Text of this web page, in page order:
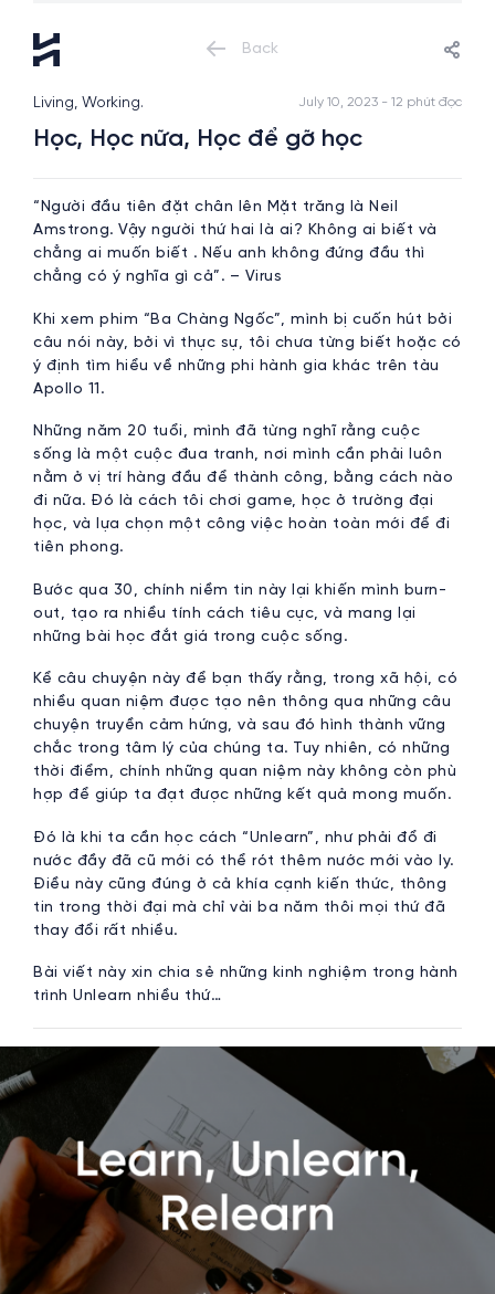
Back
Living, Working. July 10, 2023 - 12 phút đọc
Học, Học nữa, Học để gỡ học
“Người đầu tiên đặt chân lên Mặt trăng là Neil
Amstrong. Vậy người thứ hai là ai? Không ai biết và
chẳng ai muốn biết . Nếu anh không đứng đầu thì
chẳng có ý nghĩa gì cả”. – Virus
Khi xem phim “Ba Chàng Ngốc”, mình bị cuốn hút bởi
câu nói này, bởi vì thực sự, tôi chưa từng biết hoặc có
ý định tìm hiểu về những phi hành gia khác trên tàu
Apollo 11.
Những năm 20 tuổi, mình đã từng nghĩ rằng cuộc
sống là một cuộc đua tranh, nơi mình cần phải luôn
nằm ở vị trí hàng đầu để thành công, bằng cách nào
đi nữa. Đó là cách tôi chơi game, học ở trường đại
học, và lựa chọn một công việc hoàn toàn mới để đi
tiên phong.
Bước qua 30, chính niềm tin này lại khiến mình burn-
out, tạo ra nhiều tính cách tiêu cực, và mang lại
những bài học đắt giá trong cuộc sống.
Kể câu chuyện này để bạn thấy rằng, trong xã hội, có
nhiều quan niệm được tạo nên thông qua những câu
chuyện truyền cảm hứng, và sau đó hình thành vững
chắc trong tâm lý của chúng ta. Tuy nhiên, có những
thời điểm, chính những quan niệm này không còn phù
hợp để giúp ta đạt được những kết quả mong muốn.
Đó là khi ta cần học cách “Unlearn”, như phải đổ đi
nước đầy đã cũ mới có thể rót thêm nước mới vào ly.
Điều này cũng đúng ở cả khía cạnh kiến thức, thông
tin trong thời đại mà chỉ vài ba năm thôi mọi thứ đã
thay đổi rất nhiều.
Bài viết này xin chia sẻ những kinh nghiệm trong hành
trình Unlearn nhiều thứ…